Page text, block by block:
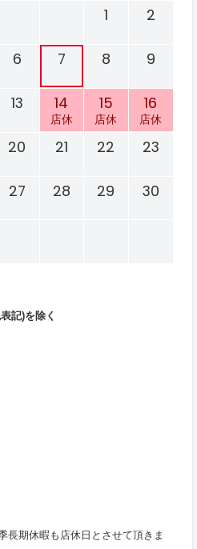
1 2
6 7 8 9
13 14
店休
15
店休
16
店休
20 21 22 23
27 28 29 30
記)を除く
長期休暇も店休日とさせて頂きま